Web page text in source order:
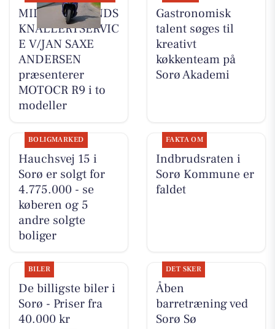
MIDTSJÆLLANDS
KNALLERTSERVIC
E V/JAN SAXE
ANDERSEN
præsenterer
MOTOCR R9 i to
modeller
Gastronomisk
talent søges til
kreativt
køkkenteam på
Sorø Akademi
BOLIGMARKED
Hauchsvej 15 i
Sorø er solgt for
4.775.000 - se
køberen og 5
andre solgte
boliger
FAKTA OM
Indbrudsraten i
Sorø Kommune er
faldet
BILER
De billigste biler i
Sorø - Priser fra
40.000 kr
DET SKER
Åben
barretræning ved
Sorø Sø